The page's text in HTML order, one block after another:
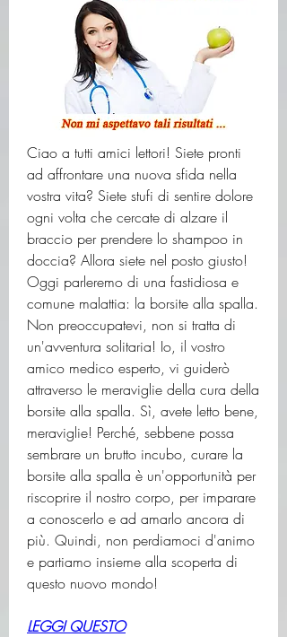
Ciao a tutti amici lettori! Siete pronti
ad affrontare una nuova sfida nella
vostra vita? Siete stufi di sentire dolore
ogni volta che cercate di alzare il
braccio per prendere lo shampoo in
doccia? Allora siete nel posto giusto!
Oggi parleremo di una fastidiosa e
comune malattia: la borsite alla spalla.
Non preoccupatevi, non si tratta di
un'avventura solitaria! Io, il vostro
amico medico esperto, vi guiderò
attraverso le meraviglie della cura della
borsite alla spalla. Sì, avete letto bene,
meraviglie! Perché, sebbene possa
sembrare un brutto incubo, curare la
borsite alla spalla è un'opportunità per
riscoprire il nostro corpo, per imparare
a conoscerlo e ad amarlo ancora di
più. Quindi, non perdiamoci d'animo
e partiamo insieme alla scoperta di
questo nuovo mondo!
LEGGI QUESTO